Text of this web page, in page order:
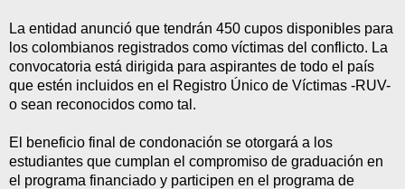
La entidad anunció que tendrán 450 cupos disponibles para
los colombianos registrados como víctimas del conflicto. La
convocatoria está dirigida para aspirantes de todo el país
que estén incluidos en el Registro Único de Víctimas -RUV-
o sean reconocidos como tal.
El beneficio final de condonación se otorgará a los
estudiantes que cumplan el compromiso de graduación en
el programa financiado y participen en el programa de